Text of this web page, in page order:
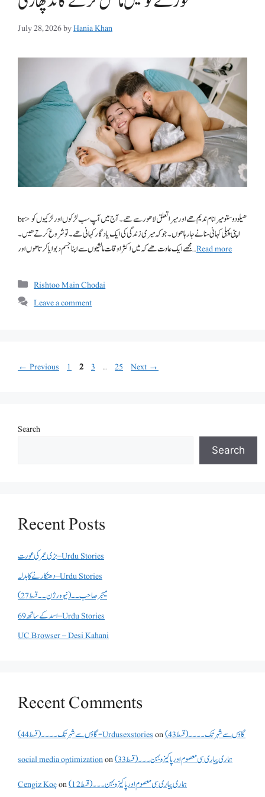
July 28, 2026byHania Khan
br> ھیلو دوستو میرا نام ندیم ھے اور میرا تعلق لاھور سے ھے۔ آج میں آپ سب لڑکوں اور لڑکیوں کو
اپنی پہلی کہانی سنانے جا رہا ھوں۔جو کہ میری زندگی کی ایک یادگار کہانی ھے۔تو شروع کرتے ھیں۔
مجھے ایک عادت ھے کہ میں اکثر اوقات مالشیوں سے اپنا جسم دبوایا کرتا ھوں اور …Read more
Categories
Rishtoo Main Chodai
Leave a comment
←Previous Page
1 Page
2 Page
3 … Page
25 Next→
Search
Search
Recent Posts
بڑی عمر کی عورت – Urdu Stories
دھتکارنے کا بدلہ – Urdu Stories
میجر صاحب۔۔( نیو ورژن ۔۔قسط 27)
اسد کے ساتھ 69 – Urdu Stories
UC Browser – Desi Kahani
Recent Comments
گاؤں سے شہر تک۔۔۔۔(قسط 44) - Urdusexstorieson
گاؤں سے شہر تک۔۔۔۔(قسط 43)
social media optimizationon
ہماری پیاری سی معصوم اور پاکیزہ بہن۔۔۔(قسط33)
Cengiz Koçon ہماری پیاری سی معصوم اور پاکیزہ بہن۔۔۔(قسط12)